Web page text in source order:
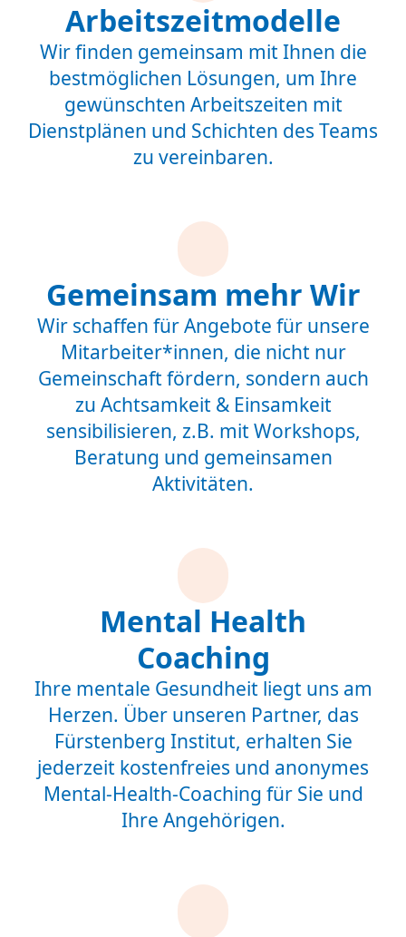
Arbeitszeitmodelle
Wir finden gemeinsam mit Ihnen die
bestmöglichen Lösungen, um Ihre
gewünschten Arbeitszeiten mit
Dienstplänen und Schichten des Teams
zu vereinbaren.
Gemeinsam mehr Wir
Wir schaffen für Angebote für unsere
Mitarbeiter*innen, die nicht nur
Gemeinschaft fördern, sondern auch
zu Achtsamkeit & Einsamkeit
sensibilisieren, z.B. mit Workshops,
Beratung und gemeinsamen
Aktivitäten.
Mental Health
Coaching
Ihre mentale Gesundheit liegt uns am
Herzen. Über unseren Partner, das
Fürstenberg Institut, erhalten Sie
jederzeit kostenfreies und anonymes
Mental-Health-Coaching für Sie und
Ihre Angehörigen.